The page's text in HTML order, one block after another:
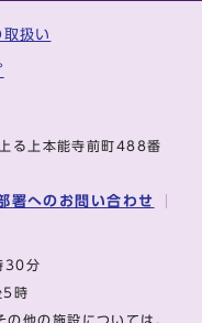
扱い
る上本能寺前町488番
署へのお問い合わせ
30分
5時
の他の施設については、